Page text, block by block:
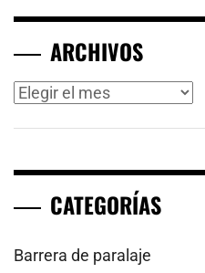
ARCHIVOS
Archivos
CATEGORÍAS
Barrera de paralaje